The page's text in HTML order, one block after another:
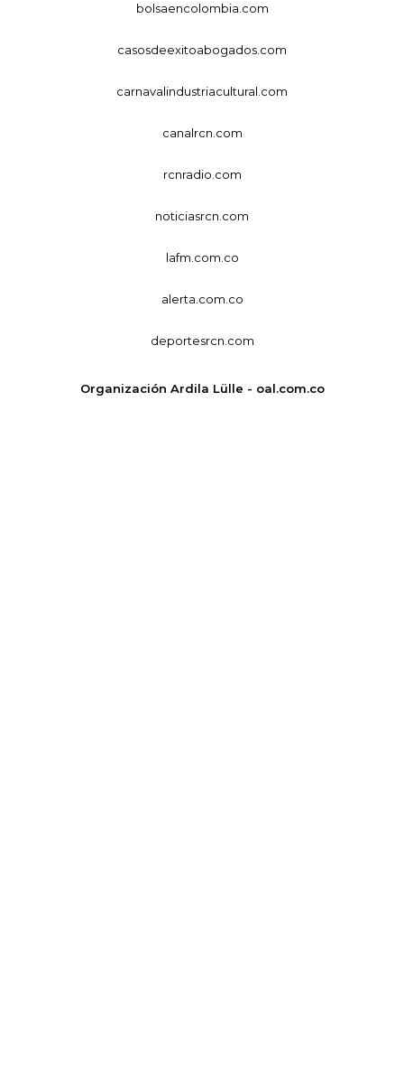
bolsaencolombia.com
casosdeexitoabogados.com
carnavalindustriacultural.com
canalrcn.com
rcnradio.com
noticiasrcn.com
lafm.com.co
alerta.com.co
deportesrcn.com
Organización Ardila Lülle - oal.com.co